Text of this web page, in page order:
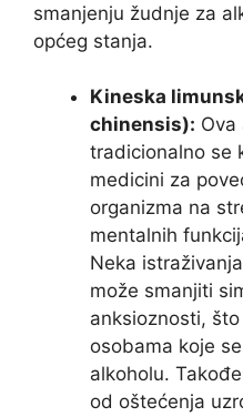
smanjenju žudnje za
općeg stanja.
Kineska
chinensis): Ova
tradicionalno se
medicini za
organizma na
mentalnih
Neka
može smanjiti
anksioznosti,
osobama koje
alkoholu.
od oštećenja